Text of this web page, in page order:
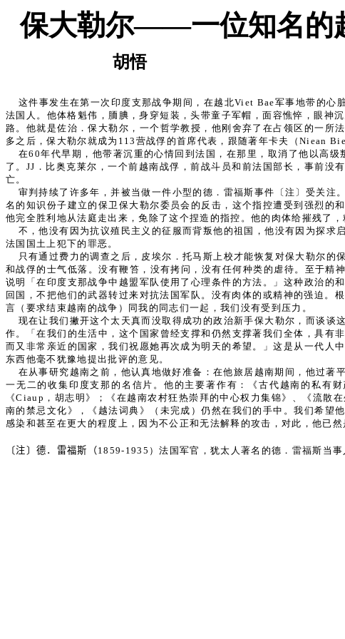
保大勒尔——一位知名的
胡悟
这件事发生在第一次印度支那战争期间，在越北Viet Bae军事地带的
法国人。他体格魁伟，胹腆，身穿短装，头带童子军帽，面容憔悴，眼神
路。他就是佐治．保大勒尔，一个哲学教授，他刚舍弃了在占领区的一所
多之后，保大勒尔就成为113营战俘的首席代表，跟随著年卡夫（Niean
在60年代早期，他带著沉重的心情回到法国，在那里，取消了他以高
了。JJ．比奥克莱尔，一个前越南战俘，前战斗员和前法国部长，事前
亡。
审判持续了许多年，并被当做一件小型的德．雷福斯事件〔注〕受关
名的知识份子建立的保卫保大勒尔委员会的反击，这个指控遭受到强烈的
他完全胜利地从法庭走出来，免除了这个捏造的指控。他的肉体给摧残了，
不，他没有因为抗议殖民主义的征服而背叛他的祖国，他没有因为探
法国国土上犯下的罪恶。
只有通过费力的调查之后，皮埃尔．托马斯上校才能恢复对保大勒尔的
和战俘的士气低落。没有鞭笞，没有拷问，没有任何种类的虐待。至于
说明「在印度支那战争中越盟军队使用了心理条件的方法。」这种政治的
回国，不把他们的武器转过来对抗法国军队。没有肉体的或精神的强迫
言（要求结束越南的战争）同我的同志们一起，我们没有受到压力。
现在让我们撇开这个太天真而没取得成功的政治新手保大勒尔，而谈
作。「在我们的生活中，这个国家曾经支撑和仍然支撑著我们全体，具有
而又非常亲近的国家，我们祝愿她再次成为明天的希望。」这是从一代人
东西他毫不犹豫地提出批评的意见。
在从事研究越南之前，他认真地做好准备：在他旅居越南期间，他过
一无二的收集印度支那的名信片。他的主要著作有：《古代越南的私有
《Ciaup，胡志明》；《在越南农村狂热崇拜的中心权力集锦》、《流
南的禁忌文化》，《越法词典》（未完成）仍然在我们的手中。我们希望
感染和甚至在更大的程度上，因为不公正和无法解释的攻击，对此，他已然
〔注〕德．雷福斯（ 1859-1935）法国军官，犹太人著名的德．雷福斯当